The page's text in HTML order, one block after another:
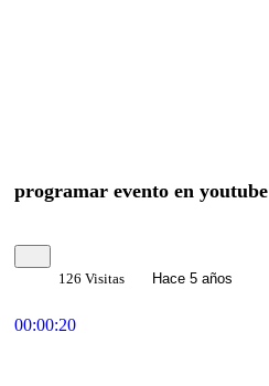
programar evento en youtube
126 Visitas Hace 5 años
00:00:20